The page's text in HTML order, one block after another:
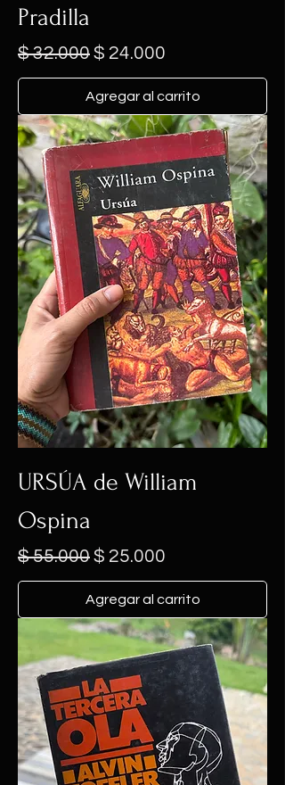
Pradilla
Precio
$ 32.000Precio de oferta
$ 24.000
Agregar al carrito
URSÚA de William
Ospina
Precio
$ 55.000Precio de oferta
$ 25.000
Agregar al carrito